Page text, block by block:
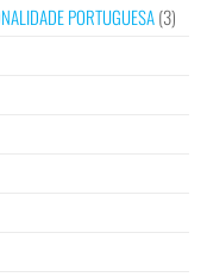
PORTUGUESA(3)